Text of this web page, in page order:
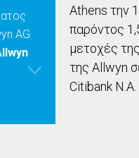
AG
Athens την
παρόντος
μετοχές
της Allwyn
Citibank